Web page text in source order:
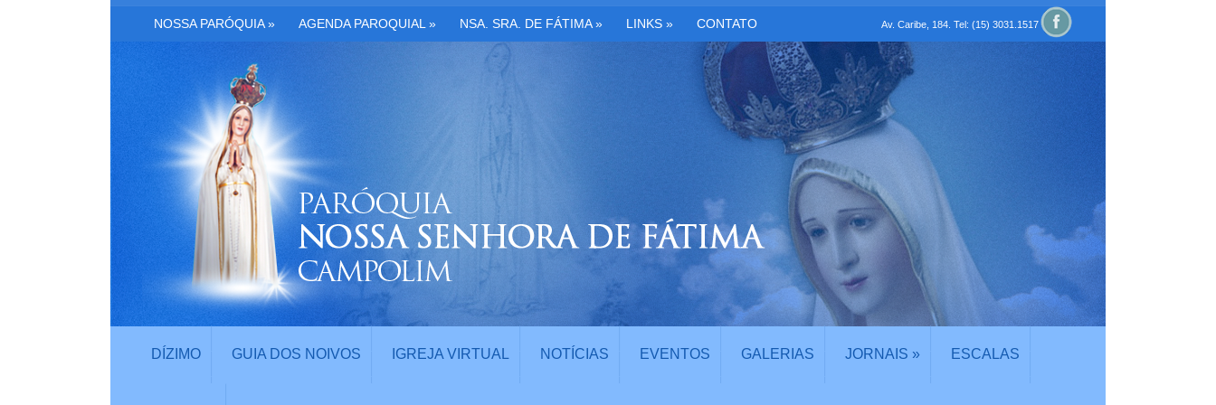
NOSSA PARÓQUIA» AGENDA PAROQUIAL » NSA. SRA. DE FÁTIMA» LINKS » CONTATO Av. Caribe, 184. Tel: (15) 3031.1517
DÍZIMO GUIA DOS NOIVOS IGREJA VIRTUAL NOTÍCIAS EVENTOS GALERIAS JORNAIS » ESCALAS